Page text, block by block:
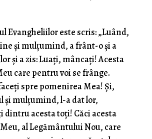
Evangheliilor este scris: „Luând,
şi mulţumind, a frânt-o şi a
şi a zis: Luaţi, mâncaţi! Acesta
care pentru voi se frânge.
spre pomenirea Mea! Şi,
şi mulţumind, l-a dat lor,
dintru acesta toţi! Căci acesta
al Legământului Nou, care